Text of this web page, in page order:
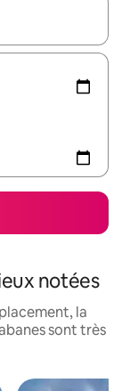
les en utilisant
notées
la
sont très